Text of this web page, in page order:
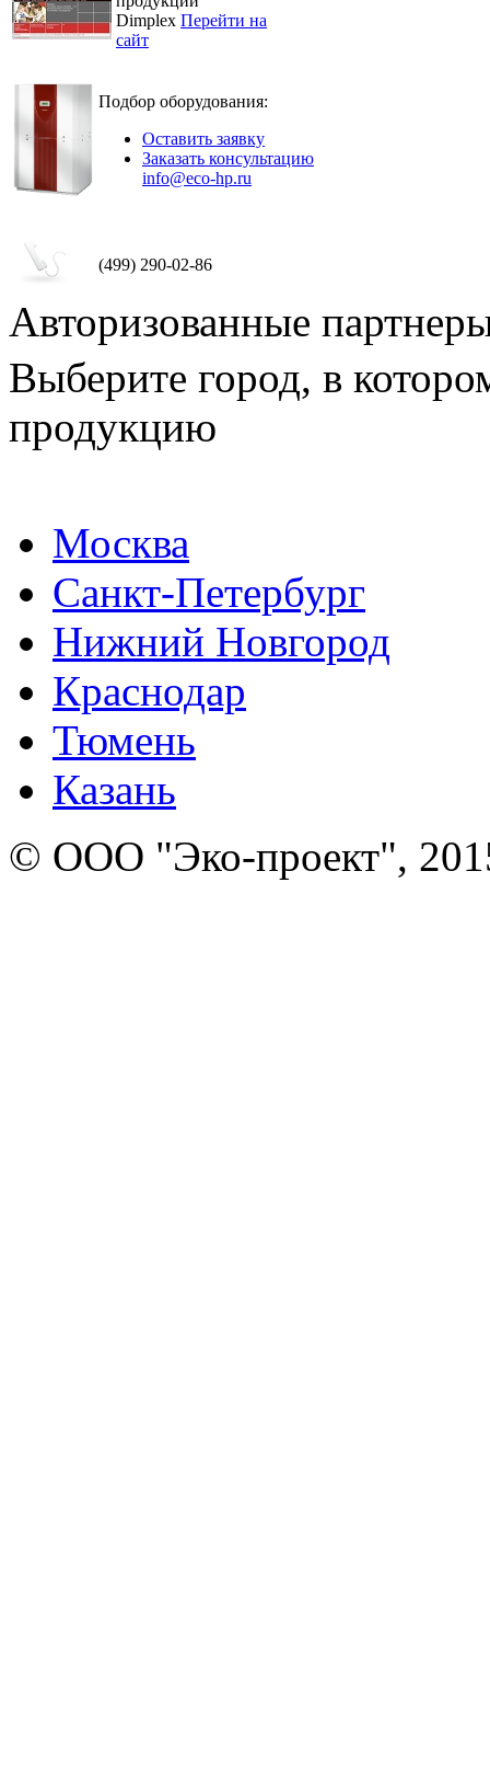
Dimplex Перейти на
сайт
Подбор оборудования:
Оставить заявку
Заказать консультацию
info@eco-hp.ru
(499) 290-02-86
Авторизованные
Выберите город, в
продукцию
Москва
Санкт-Петербург
Нижний Новгород
Краснодар
Тюмень
Казань
© ООО "Эко-проект",